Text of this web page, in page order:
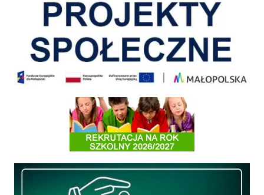
Informacja o terminach rekrutacji na rok szkolny 2026/2027
Międzyzakładowa Kasa Zapomogowo - Pożyczkowa